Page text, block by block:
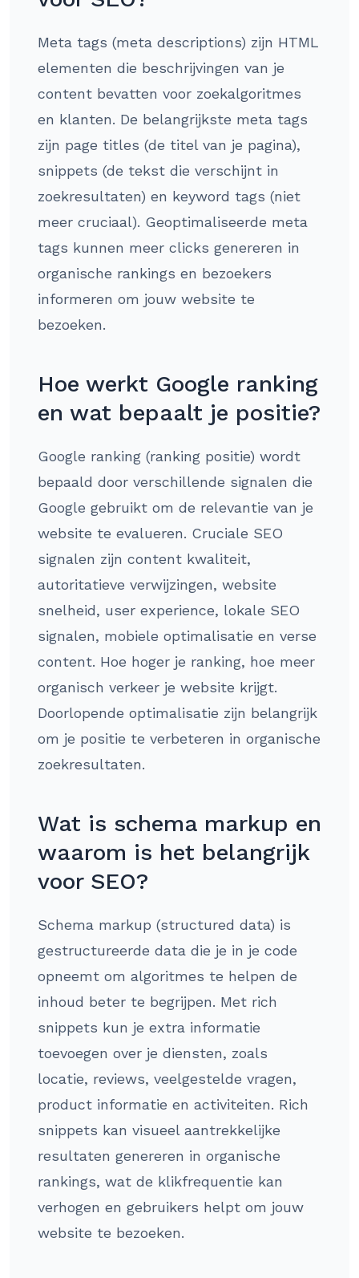
Meta tags (meta descriptions) zijn HTML
elementen die beschrijvingen van je
content bevatten voor zoekalgoritmes
en klanten. De belangrijkste meta tags
zijn page titles (de titel van je pagina),
snippets (de tekst die verschijnt in
zoekresultaten) en keyword tags (niet
meer cruciaal). Geoptimaliseerde meta
tags kunnen meer clicks genereren in
organische rankings en bezoekers
informeren om jouw website te
bezoeken.
Hoe werkt Google ranking
en wat bepaalt je positie?
Google ranking (ranking positie) wordt
bepaald door verschillende signalen die
Google gebruikt om de relevantie van je
website te evalueren. Cruciale SEO
signalen zijn content kwaliteit,
autoritatieve verwijzingen, website
snelheid, user experience, lokale SEO
signalen, mobiele optimalisatie en verse
content. Hoe hoger je ranking, hoe meer
organisch verkeer je website krijgt.
Doorlopende optimalisatie zijn belangrijk
om je positie te verbeteren in organische
zoekresultaten.
Wat is schema markup en
waarom is het belangrijk
voor SEO?
Schema markup (structured data) is
gestructureerde data die je in je code
opneemt om algoritmes te helpen de
inhoud beter te begrijpen. Met rich
snippets kun je extra informatie
toevoegen over je diensten, zoals
locatie, reviews, veelgestelde vragen,
product informatie en activiteiten. Rich
snippets kan visueel aantrekkelijke
resultaten genereren in organische
rankings, wat de klikfrequentie kan
verhogen en gebruikers helpt om jouw
website te bezoeken.